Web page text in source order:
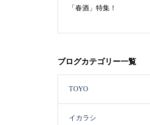
ブログカテゴリー一覧
TOYO
イカラシ